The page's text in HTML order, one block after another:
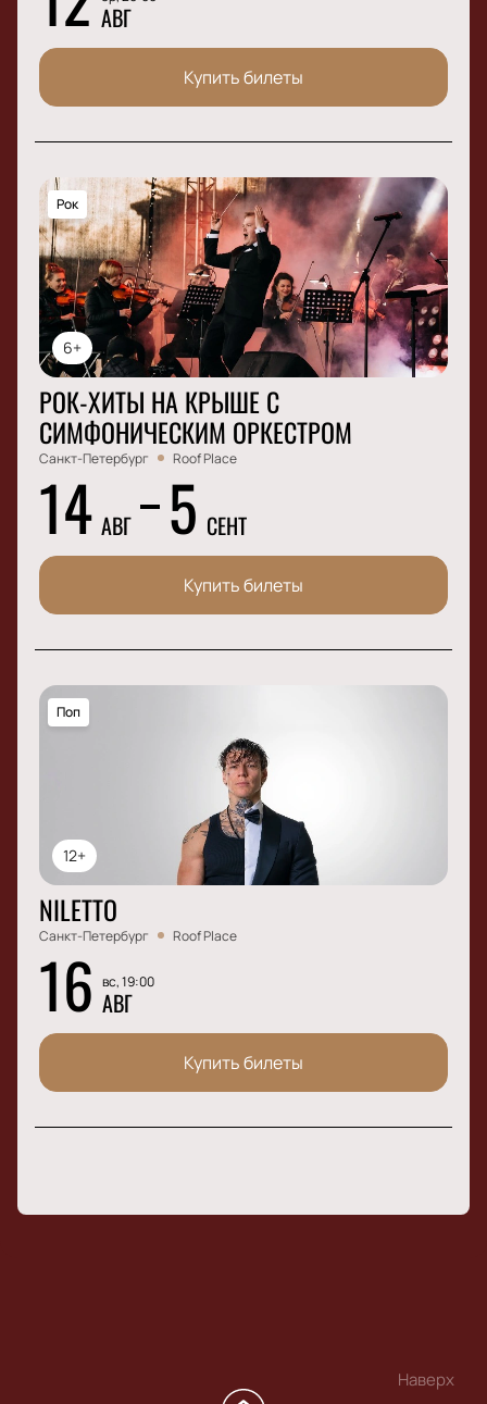
АВГ
Купить билеты
6+
Рок
РОК-ХИТЫ НА КРЫШЕ С
СИМФОНИЧЕСКИМ ОРКЕСТРОМ
Санкт-Петербург Roof Place
14 АВГ 5 СЕНТ
Купить билеты
12+
Поп
NILETTO
Санкт-Петербург Roof Place
16 вс, 19:00
АВГ
Купить билеты
Наверх